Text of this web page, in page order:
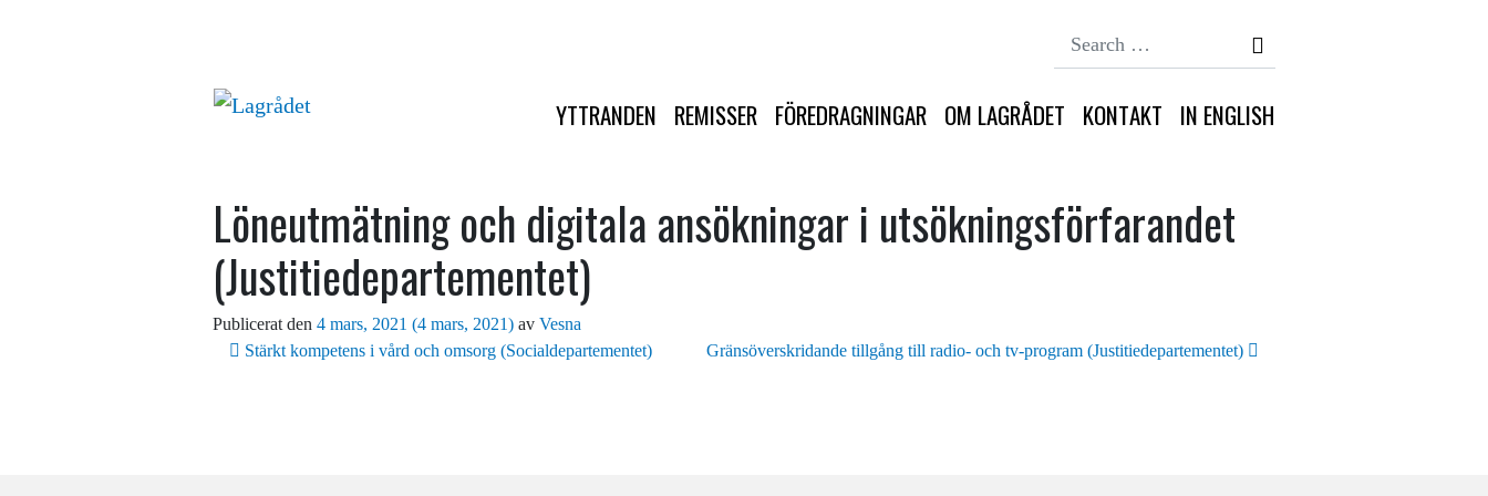
YTTRANDEN REMISSER FÖREDRAGNINGAR OM LAGRÅDET KONTAKT IN ENGLISH
Löneutmätning och digitala ansökningar i utsökningsförfarandet
(Justitiedepartementet)
Publicerat den 4 mars, 2021 (4 mars, 2021) av Vesna
Inläggsnavigering
Stärkt kompetens i vård och omsorg (Socialdepartementet) Gränsöverskridande tillgång till radio- och tv-program (Justitiedepartementet)